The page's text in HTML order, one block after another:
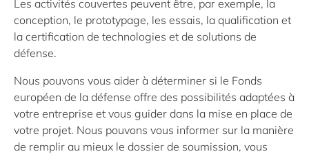
Les activités couvertes peuvent être, par exemple, la
conception, le prototypage, les essais, la qualification et
la certification de technologies et de solutions de
défense.
Nous pouvons vous aider à déterminer si le Fonds
européen de la défense offre des possibilités adaptées à
votre entreprise et vous guider dans la mise en place de
votre projet. Nous pouvons vous informer sur la manière
de remplir au mieux le dossier de soumission, vous